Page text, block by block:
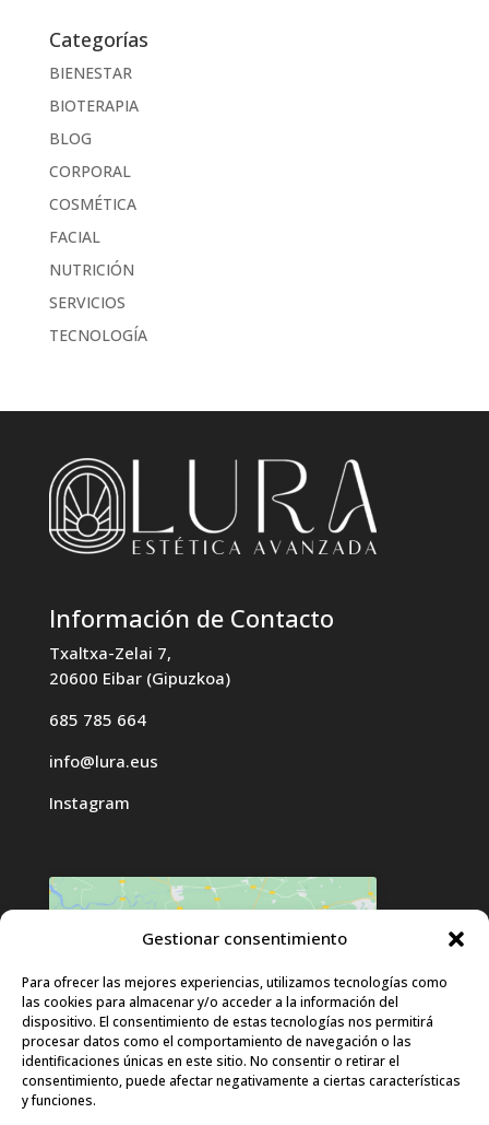
Gestionar consentimiento
Para ofrecer las mejores experiencias, utilizamos tecnologías como
las cookies para almacenar y/o acceder a la información del
dispositivo. El consentimiento de estas tecnologías nos permitirá
procesar datos como el comportamiento de navegación o las
identificaciones únicas en este sitio. No consentir o retirar el
consentimiento, puede afectar negativamente a ciertas características
y funciones.
Categorías
BIENESTAR
BIOTERAPIA
BLOG
CORPORAL
COSMÉTICA
FACIAL
NUTRICIÓN
SERVICIOS
TECNOLOGÍA
Información de Contacto
Txaltxa-Zelai 7,
20600 Eibar (Gipuzkoa)
685 785 664
info@lura.eus
Instagram
Haz clic para aceptar cookies de
marketing y permitir este contenido